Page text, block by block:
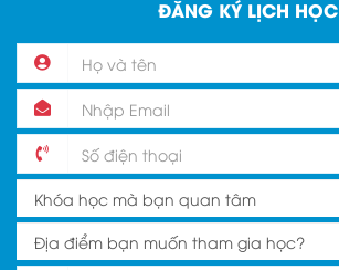
ĐĂNG KÝ LỊCH HỌC